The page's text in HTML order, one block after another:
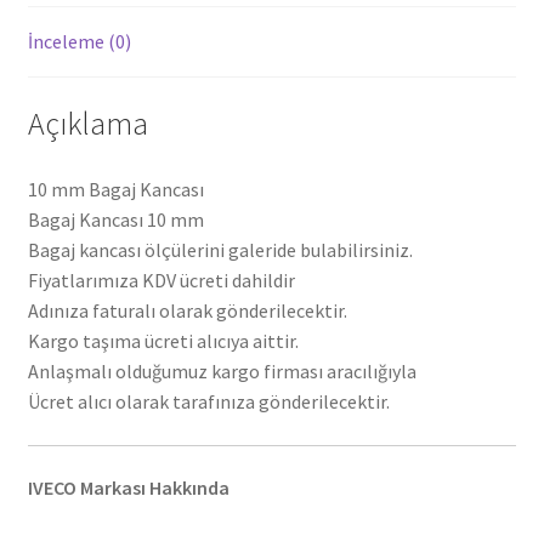
İnceleme (0)
Açıklama
10 mm Bagaj Kancası
Bagaj Kancası 10 mm
Bagaj kancası ölçülerini galeride bulabilirsiniz.
Fiyatlarımıza KDV ücreti dahildir
Adınıza faturalı olarak gönderilecektir.
Kargo taşıma ücreti alıcıya aittir.
Anlaşmalı olduğumuz kargo firması aracılığıyla
Ücret alıcı olarak tarafınıza gönderilecektir.
IVECO Markası Hakkında